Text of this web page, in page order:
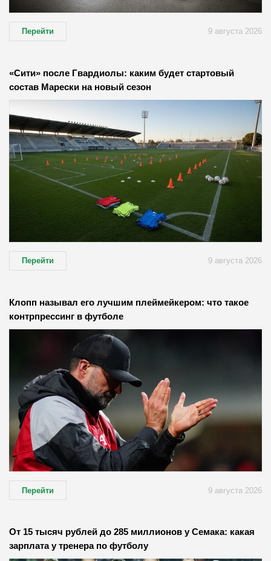
Перейти 9 августа 2026
«Сити» после Гвардиолы: каким будет стартовый
состав Марески на новый сезон
Перейти 9 августа 2026
Клопп называл его лучшим плеймейкером: что такое
контрпрессинг в футболе
Перейти 9 августа 2026
От 15 тысяч рублей до 285 миллионов у Семака: какая
зарплата у тренера по футболу